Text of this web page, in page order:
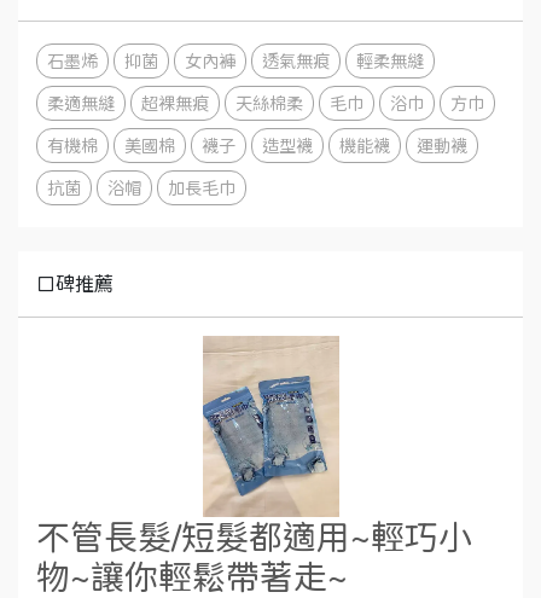
石墨烯 抑菌 女內褲 透氣無痕 輕柔無縫
柔適無縫 超裸無痕 天絲棉柔 毛巾 浴巾 方巾
有機棉 美國棉 襪子 造型襪 機能襪 運動襪
抗菌 浴帽 加長毛巾
口碑推薦
不管長髮/短髮都適用~輕巧小
物~讓你輕鬆帶著走~